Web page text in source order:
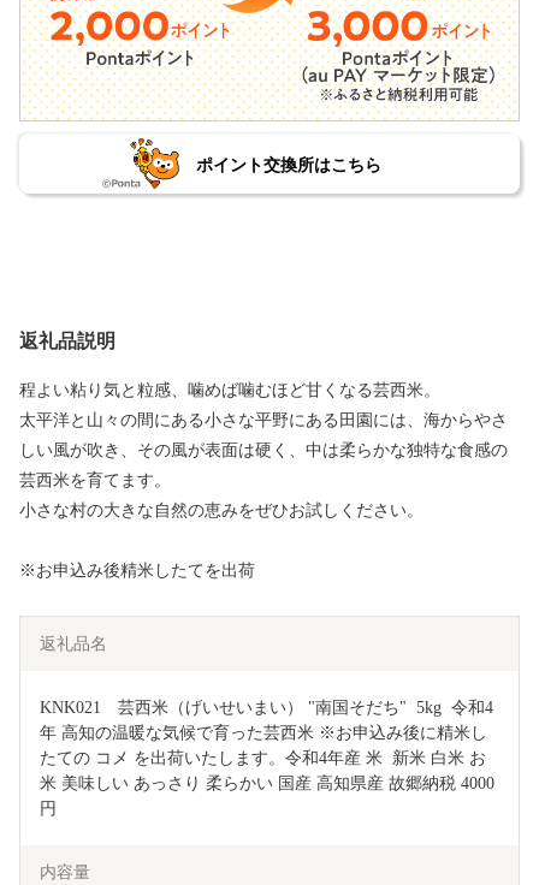
ポイント交換所はこちら
返礼品説明
程よい粘り気と粒感、噛めば噛むほど甘くなる芸西米。
太平洋と山々の間にある小さな平野にある田園には、海からやさ
しい風が吹き、その風が表面は硬く、中は柔らかな独特な食感の
芸西米を育てます。
小さな村の大きな自然の恵みをぜひお試しください。
※お申込み後精米したてを出荷
返礼品名
KNK021　芸西米（げいせいまい） "南国そだち"  5kg  令和4
年 高知の温暖な気候で育った芸西米 ※お申込み後に精米し
たての コメ を出荷いたします。令和4年産 米  新米 白米 お
米 美味しい あっさり 柔らかい 国産 高知県産 故郷納税 4000
円
内容量